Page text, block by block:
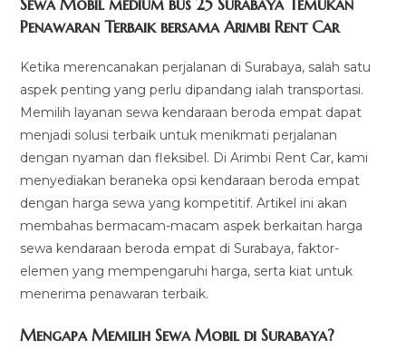
Sewa Mobil medium bus 25 Surabaya Temukan
Penawaran Terbaik bersama Arimbi Rent Car
Ketika merencanakan perjalanan di Surabaya, salah satu
aspek penting yang perlu dipandang ialah transportasi.
Memilih layanan sewa kendaraan beroda empat dapat
menjadi solusi terbaik untuk menikmati perjalanan
dengan nyaman dan fleksibel. Di Arimbi Rent Car, kami
menyediakan beraneka opsi kendaraan beroda empat
dengan harga sewa yang kompetitif. Artikel ini akan
membahas bermacam-macam aspek berkaitan harga
sewa kendaraan beroda empat di Surabaya, faktor-
elemen yang mempengaruhi harga, serta kiat untuk
menerima penawaran terbaik.
Mengapa Memilih Sewa Mobil di Surabaya?